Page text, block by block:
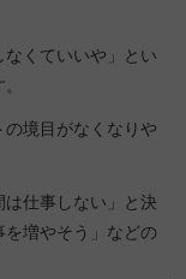
くていいや」とい
境目がなくなりや
は仕事しない」と決
増やそう」などの